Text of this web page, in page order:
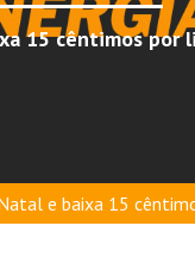
15 cêntimos
Natal e baixa 15